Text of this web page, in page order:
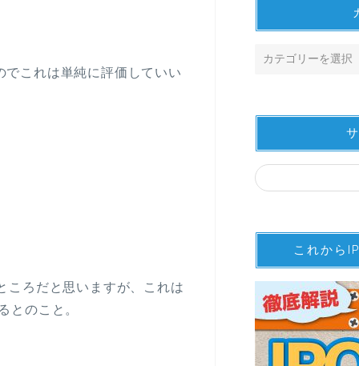
これは単純に評価していい
ころだと思いますが、これは
とのこと。
これから